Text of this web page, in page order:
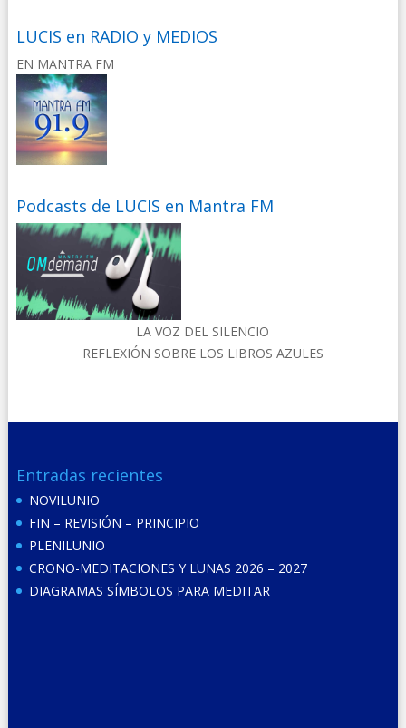
LUCIS en RADIO y MEDIOS
EN MANTRA FM
Podcasts de LUCIS en Mantra FM
LA VOZ DEL SILENCIO
REFLEXIÓN SOBRE LOS LIBROS AZULES
Entradas recientes
NOVILUNIO
FIN – REVISIÓN – PRINCIPIO
PLENILUNIO
CRONO-MEDITACIONES Y LUNAS 2026 – 2027
DIAGRAMAS SÍMBOLOS PARA MEDITAR